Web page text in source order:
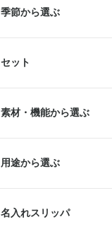
季節から選ぶ
セット
素材・機能から選ぶ
用途から選ぶ
名入れスリッパ